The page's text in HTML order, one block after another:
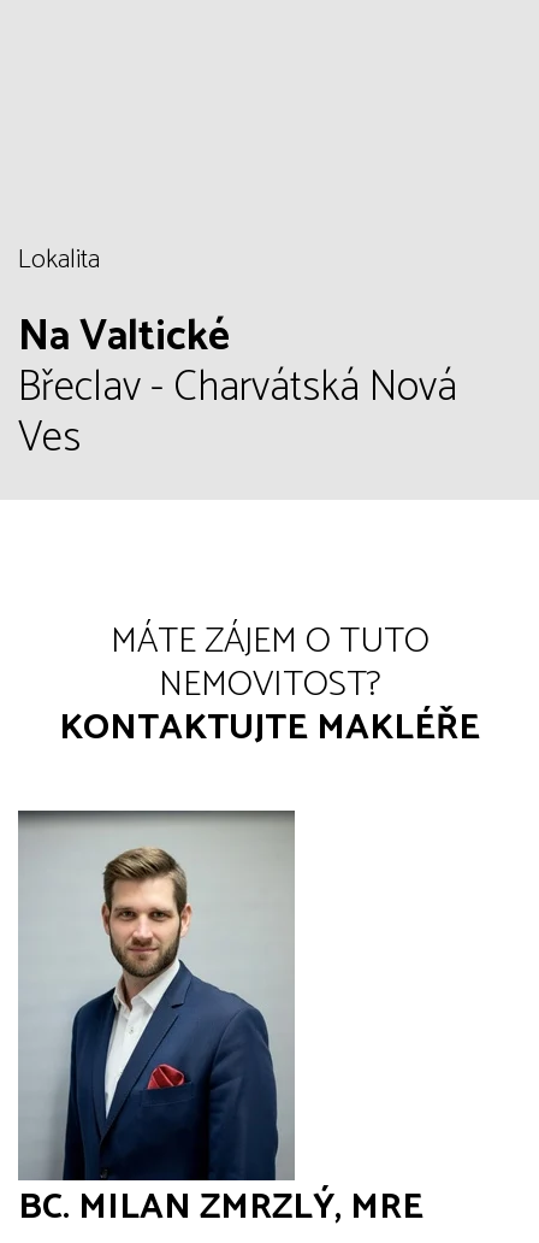
Lokalita
Na Valtické
Břeclav - Charvátská Nová
Ves
MÁTE ZÁJEM O TUTO
NEMOVITOST?
KONTAKTUJTE MAKLÉŘE
BC. MILAN ZMRZLÝ, MRE